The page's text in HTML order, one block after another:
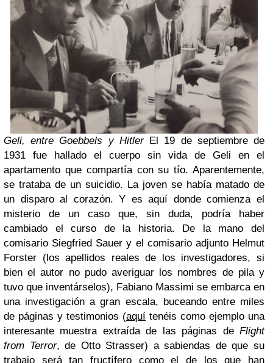
Geli, entre Goebbels y HitlerEl 19 de septiembre de
1931 fue hallado el cuerpo sin vida de Geli en el
apartamento que compartía con su tío. Aparentemente,
se trataba de un suicidio. La joven se había matado de
un disparo al corazón. Y es aquí donde comienza el
misterio de un caso que, sin duda, podría haber
cambiado el curso de la historia. De la mano del
comisario Siegfried Sauer y el comisario adjunto Helmut
Forster (los apellidos reales de los investigadores, si
bien el autor no pudo averiguar los nombres de pila y
tuvo que inventárselos), Fabiano Massimi se embarca en
una investigación a gran escala, buceando entre miles
de páginas y testimonios (aquí tenéis como ejemplo una
interesante muestra extraída de las páginas de Flight
from Terror, de Otto Strasser) a sabiendas de que su
trabajo será tan fructífero como el de los que han